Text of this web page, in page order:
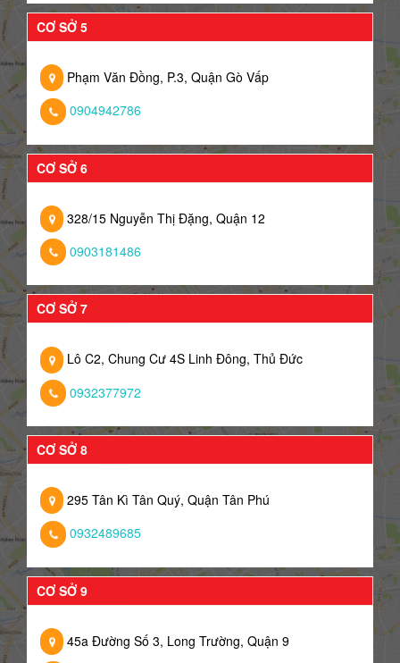
CƠ SỞ 5
Phạm Văn Đồng, P.3, Quận Gò Vấp
0904942786
CƠ SỞ 6
328/15 Nguyễn Thị Đặng, Quận 12
0903181486
CƠ SỞ 7
Lô C2, Chung Cư 4S Linh Đông, Thủ Đức
0932377972
CƠ SỞ 8
295 Tân Kì Tân Quý, Quận Tân Phú
0932489685
CƠ SỞ 9
45a Đường Số 3, Long Trường, Quận 9